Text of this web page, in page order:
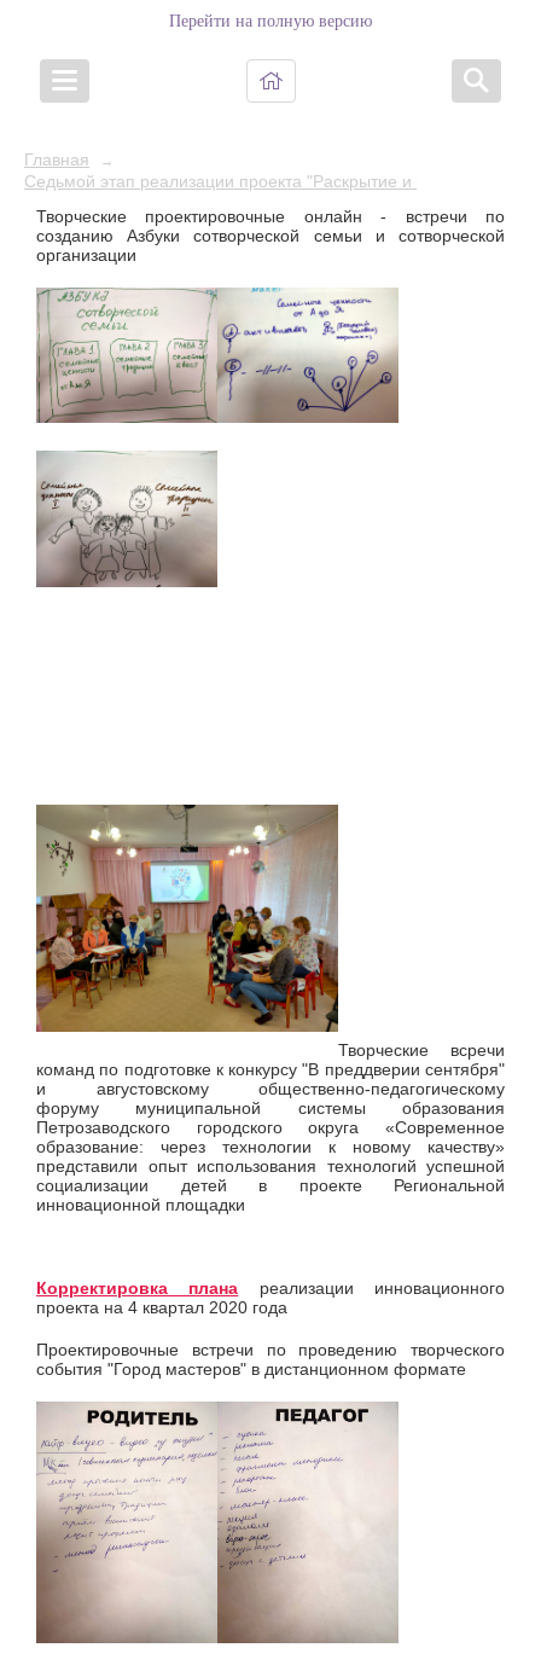
Перейти на полную версию
Главная →
Седьмой этап реализации проекта "Раскрытие и развитие
Творческие проектировочные онлайн - встречи по
созданию Азбуки сотворческой семьи и сотворческой
организации
Творческие всречи
команд по подготовке к конкурсу "В преддверии сентября"
и августовскому общественно-педагогическому
форуму муниципальной системы образования
Петрозаводского городского округа «Современное
образование: через технологии к новому качеству»
представили опыт использования технологий успешной
социализации детей в проекте Региональной
инновационной площадки
Корректировка плана реализации инновационного
проекта на 4 квартал 2020 года
Проектировочные встречи по проведению творческого
события "Город мастеров" в дистанционном формате